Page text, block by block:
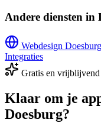
Andere diensten in
Webdesign Doesburg
Integraties
Gratis en vrijblijvend
Klaar om je
Doesburg?